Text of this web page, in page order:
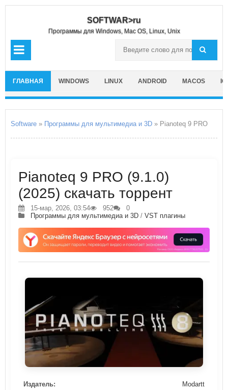
SOFTWAR>ru
Программы для Windows, Mac OS, Linux, Unix
ГЛАВНАЯ WINDOWS LINUX ANDROID MACOS
Software » Программы для мультимедиа и 3D » Pianoteq 9 PRO
Pianoteq 9 PRO (9.1.0)
(2025) скачать торрент
15-мар, 2026, 03:54 952
0
Программы для мультимедиа и 3D / VST плагины
Издатель: Modartt